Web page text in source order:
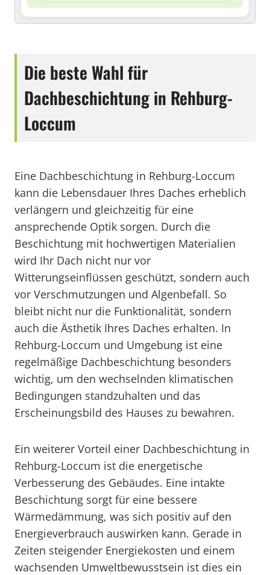
Die beste Wahl für
Dachbeschichtung in Rehburg-
Loccum
Eine Dachbeschichtung in Rehburg-Loccum
kann die Lebensdauer Ihres Daches erheblich
verlängern und gleichzeitig für eine
ansprechende Optik sorgen. Durch die
Beschichtung mit hochwertigen Materialien
wird Ihr Dach nicht nur vor
Witterungseinflüssen geschützt, sondern auch
vor Verschmutzungen und Algenbefall. So
bleibt nicht nur die Funktionalität, sondern
auch die Ästhetik Ihres Daches erhalten. In
Rehburg-Loccum und Umgebung ist eine
regelmäßige Dachbeschichtung besonders
wichtig, um den wechselnden klimatischen
Bedingungen standzuhalten und das
Erscheinungsbild des Hauses zu bewahren.
Ein weiterer Vorteil einer Dachbeschichtung in
Rehburg-Loccum ist die energetische
Verbesserung des Gebäudes. Eine intakte
Beschichtung sorgt für eine bessere
Wärmedämmung, was sich positiv auf den
Energieverbrauch auswirken kann. Gerade in
Zeiten steigender Energiekosten und einem
wachsenden Umweltbewusstsein ist dies ein